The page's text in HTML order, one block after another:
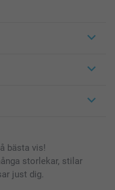
bästa vis!
storlekar, stilar
just dig.